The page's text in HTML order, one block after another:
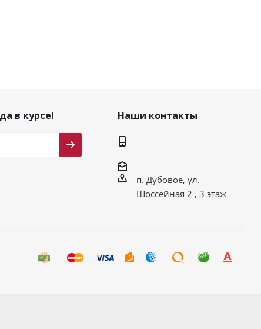
в курсе! Наши контакты
п. Дубовое, ул.
Шоссейная 2 , 3 этаж